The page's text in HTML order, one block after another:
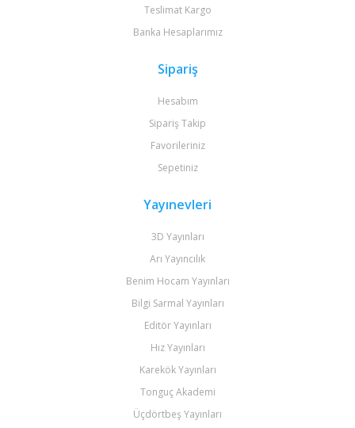
Teslimat Kargo
Banka Hesaplarımız
Sipariş
Hesabım
Sipariş Takip
Favorileriniz
Sepetiniz
Yayınevleri
3D Yayınları
Arı Yayıncılık
Benim Hocam Yayınları
Bilgi Sarmal Yayınları
Editör Yayınları
Hız Yayınları
Karekök Yayınları
Tonguç Akademi
Üçdörtbeş Yayınları